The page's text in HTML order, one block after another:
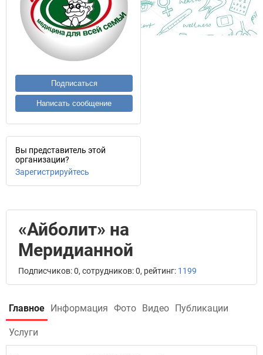
Подписаться
Написать сообщение
Вы представитель этой
организации?
Зарегистрируйтесь
«Айболит» на
Меридианной
Подписчиков: 0, сотрудников: 0, рейтинг: 1199
Главное Информация Фото Видео Публикации
Услуги